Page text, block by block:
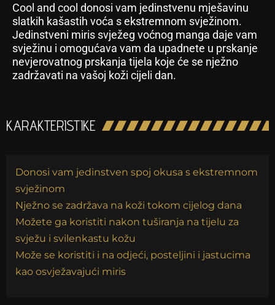
Cool and cool donosi vam jedinstvenu mješavinu
slatkih kašastih voća s ekstremnom svježinom.
Jedinstveni miris svježeg voćnog manga daje vam
svježinu i omogućava vam da upadnete u prskanje
nevjerovatnog prskanja tijela koje će se nježno
zadržavati na vašoj koži cijeli dan.
KARAKTERISTIKE
Donosi vam jedinstven spoj okusa s ekstremnom
svježinom
Nježno se zadržava na koži tokom cijelog dana
Možete ga koristiti nakon tuširanja na tijelu za
svježu i svilenkastu kožu
Može se koristiti i na odjeći, posteljini i jastucima
kao osvježavajući miris